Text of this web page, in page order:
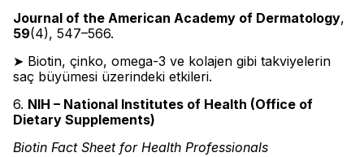
Journal of the American Academy of Dermatology,
59(4), 547–566.
➤ Biotin, çinko, omega-3 ve kolajen gibi takviyelerin
saç büyümesi üzerindeki etkileri.
6. NIH – National Institutes of Health (Office of
Dietary Supplements)
Biotin Fact Sheet for Health Professionals